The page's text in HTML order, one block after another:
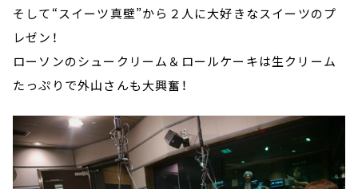
そして“スイーツ真壁”から２人に大好きなスイーツのプ
レゼン！
ローソンのシュークリーム＆ロールケーキは生クリーム
たっぷりで外山さんも大興奮！